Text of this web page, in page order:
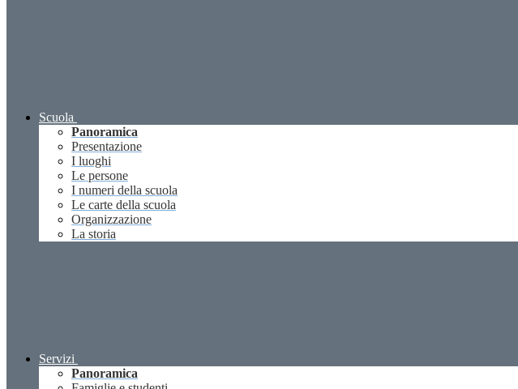
Scuola
Panoramica
Presentazione
I luoghi
Le persone
I numeri della scuola
Le carte della scuola
Organizzazione
La storia
Servizi
Panoramica